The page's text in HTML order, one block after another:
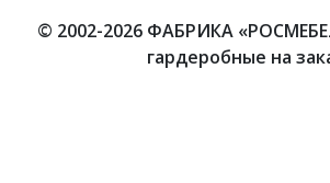
© 2002-2026 ФАБРИКА
гардеробные на